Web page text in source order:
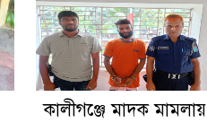
কালীগঞ্জে মাদক মামলায়